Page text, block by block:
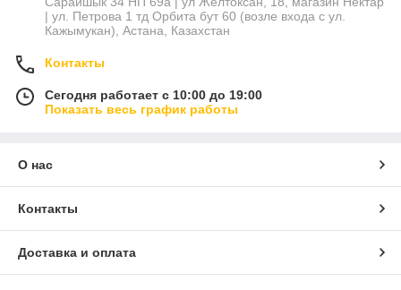
| ул. Петрова 1 тд Орбита бут 60 (возле входа с ул.
Кажымукан), Астана, Казахстан
Контакты
Сегодня работает с 10:00 до 19:00
Показать весь график работы
О нас
Контакты
Доставка и оплата